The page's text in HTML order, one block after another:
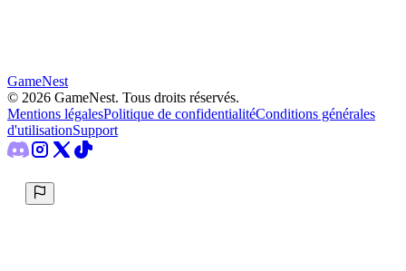
GameNest
© 2026 GameNest. Tous droits réservés.
Mentions légalesPolitique de confidentialitéConditions générales
d'utilisationSupport